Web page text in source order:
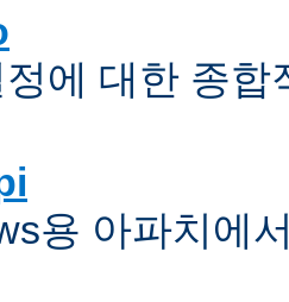
에 대한 종합
용 아파치에